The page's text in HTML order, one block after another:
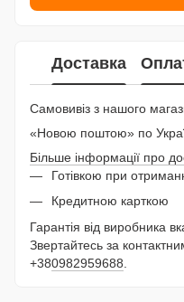
Доставка
Самовивіз з нашого
«Новою поштою» по
Більше інформації про
Готівкою при
Кредитною карткою
Гарантія від виробника
Звертайтесь за
+380982959688